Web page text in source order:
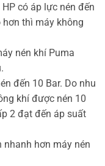
có áp lực nén đến
hơn thì máy không
nén khí Puma
đến 10 Bar. Do nhu
khí được nén 10
2 đạt đến áp suất
nhanh hơn máy nén